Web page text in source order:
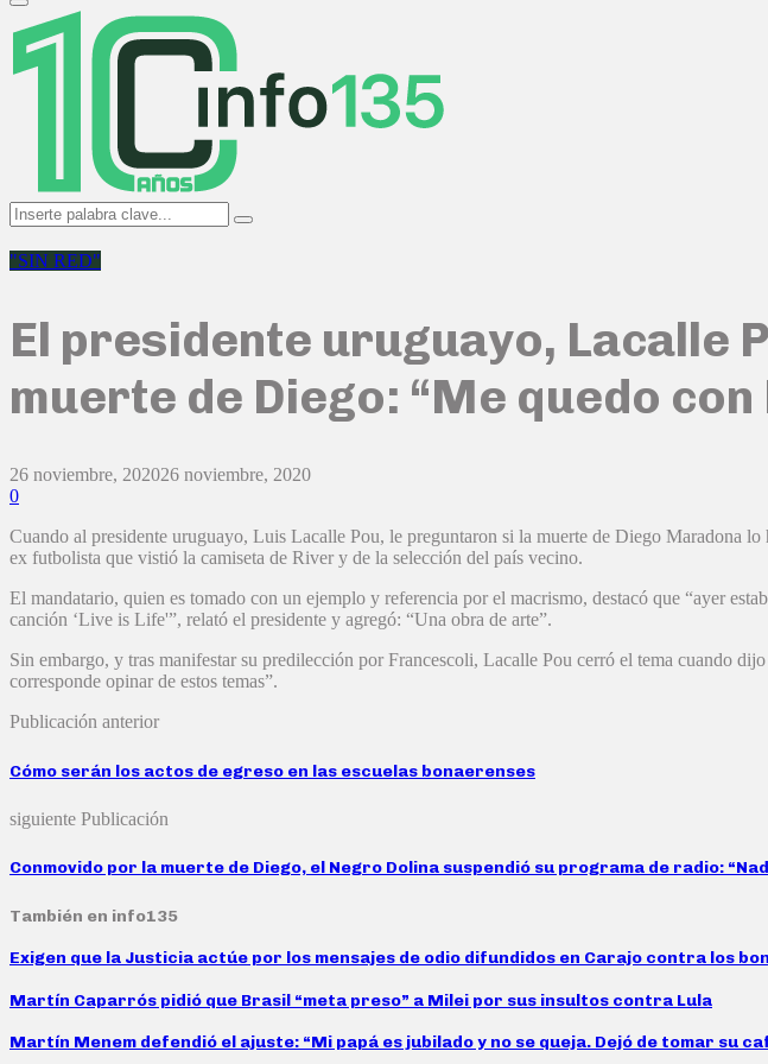
Primary
Menu
Search
for:
Search
"SIN RED"
El presidente uruguayo, Lacalle
muerte de Diego: “Me quedo
26 noviembre, 202026 noviembre, 2020
0
Cuando al presidente uruguayo, Luis Lacalle Pou, le preguntaron si la muerte de Diego Maradona
ex futbolista que vistió la camiseta de River y de la selección del país vecino.
El mandatario, quien es tomado con un ejemplo y referencia por el macrismo, destacó que “ayer
canción ‘Live is Life'”, relató el presidente y agregó: “Una obra de arte”.
Sin embargo, y tras manifestar su predilección por Francescoli, Lacalle Pou cerró el tema cuando
corresponde opinar de estos temas”.
Publicación anterior
Cómo serán los actos de egreso en las escuelas bonaerenses
siguiente Publicación
Conmovido por la muerte de Diego, el Negro Dolina suspendió su programa de radio:
También en info135
Exigen que la Justicia actúe por los mensajes de odio difundidos en Carajo contra los
Martín Caparrós pidió que Brasil “meta preso” a Milei por sus insultos contra Lula
Martín Menem defendió el ajuste: “Mi papá es jubilado y no se queja. Dejó de tomar su